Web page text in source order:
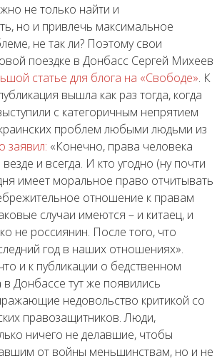
не только найти и
но и привлечь максимальное
не так ли? Поэтому свои
поездке в Донбасс Сергей Михеев
статье для блога на «Свободе». К
вышла как раз тогда, когда
с категоричным непрятием
проблем любыми людьми из
заявил: «Конечно, права человека
и всегда. И кто угодно (ну почти
имеет моральное право отчитывать
отношение к правам
случаи имеются – и китаец, и
не россиянин. После того, что
год в наших отношениях».
и к публикации о бедственном
Донбассе тут же появились
недовольство критикой со
правозащитников. Люди,
ничего не делавшие, чтобы
от войны меньшинствам, но и не